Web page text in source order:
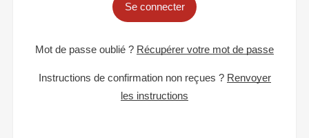
Se connecter
Mot de passe oublié ? Récupérer votre mot de passe
Instructions de confirmation non reçues ? Renvoyer
les instructions